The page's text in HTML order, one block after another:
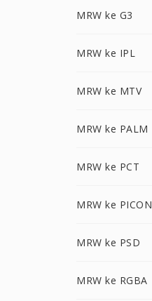
MRW ke G3
MRW ke IPL
MRW ke MTV
MRW ke PALM
MRW ke PCT
MRW ke PICON
MRW ke PSD
MRW ke RGBA